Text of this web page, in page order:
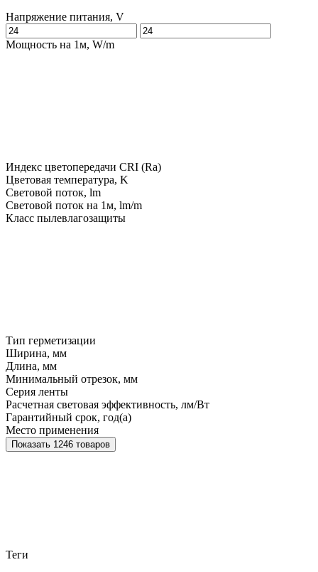
Напряжение питания, V
Мощность на 1м, W/m
Индекс цветопередачи CRI (Ra)
Цветовая температура, K
Световой поток, lm
Световой поток на 1м, lm/m
Класс пылевлагозащиты
Тип герметизации
Ширина, мм
Длина, мм
Минимальный отрезок, мм
Серия ленты
Расчетная световая эффективность, лм/Вт
Гарантийный срок, год(а)
Место применения
Показать 1246 товаров
Теги